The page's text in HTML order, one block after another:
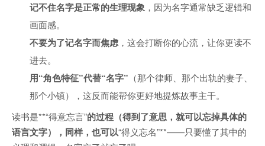
记不住名字是正常的生理现象 ，因为名字通常缺乏逻辑和
画面感。
不要为了记名字而焦虑 ，这会打断你的心流，让你更读不
进去。
用“角色特征”代替“名字” （那个律师、那个出轨的妻子、
那个小镇），这反而能帮你更好地提炼故事主干。
读书是**“得意忘言”的过程（得到了意思，就可以忘掉具体的
语言文字），同样，也可以“得义忘名”**——只要懂了其中的